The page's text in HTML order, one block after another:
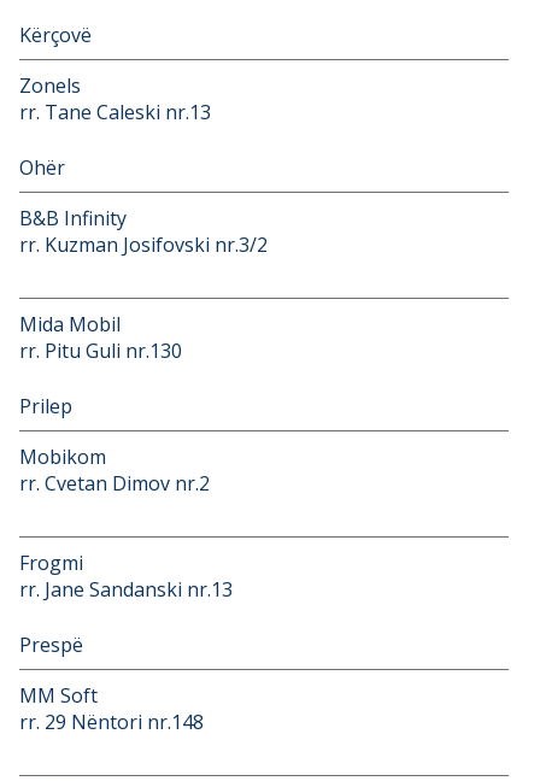
Kërçovë
Zonels
rr. Tane Caleski nr.13
Ohër
B&B Infinity
rr. Kuzman Josifovski nr.3/2
Mida Mobil
rr. Pitu Guli nr.130
Prilep
Mobikom
rr. Cvetan Dimov nr.2
Frogmi
rr. Jane Sandanski nr.13
Prespë
MM Soft
rr. 29 Nëntori nr.148